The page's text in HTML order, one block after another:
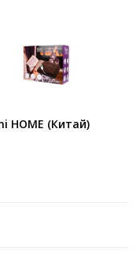
HOME (Китай)